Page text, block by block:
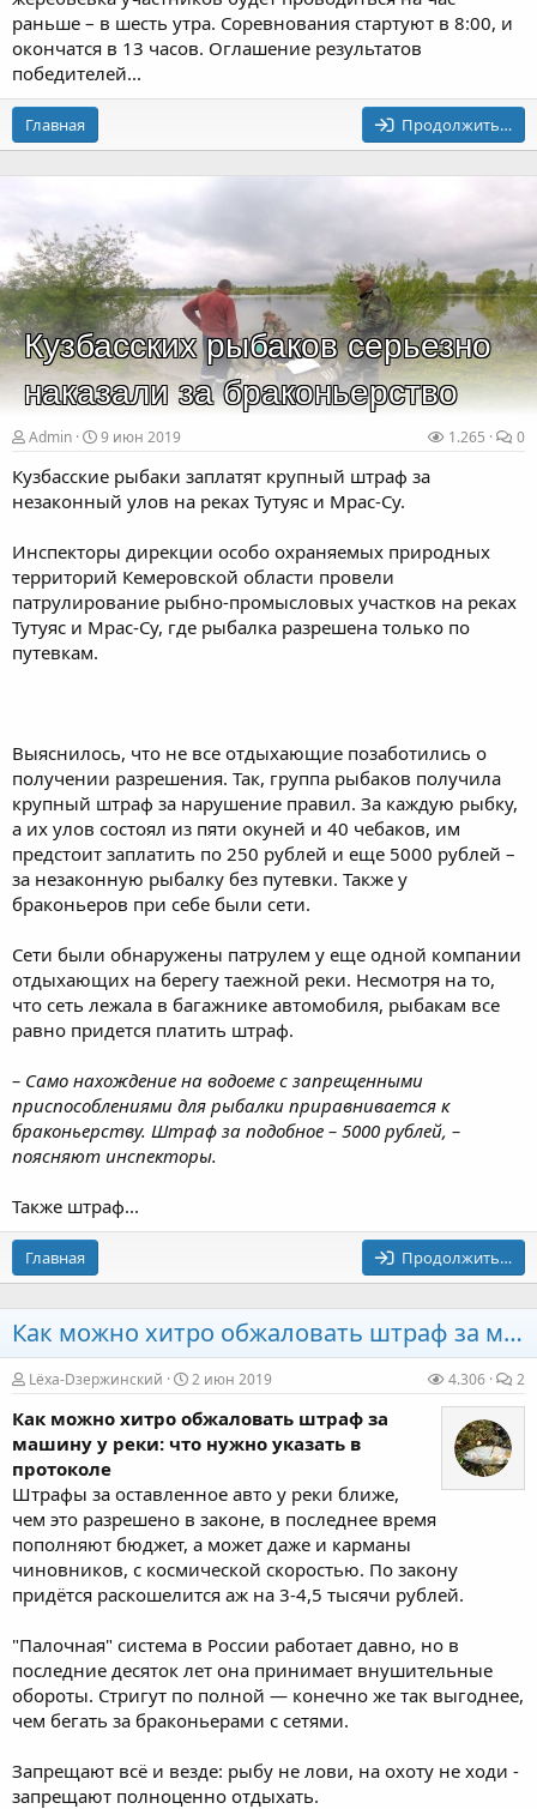
раньше – в шесть утра. Соревнования стартуют в 8:00, и
окончатся в 13 часов. Оглашение результатов
победителей...
Главная Продолжить…
Кузбасских рыбаков серьезно
наказали за браконьерство
Admin 9 июн 2019 1.265 0
Кузбасские рыбаки заплатят крупный штраф за
незаконный улов на реках Тутуяс и Мрас-Су.
Инспекторы дирекции особо охраняемых природных
территорий Кемеровской области провели
патрулирование рыбно-промысловых участков на реках
Тутуяс и Мрас-Су, где рыбалка разрешена только по
путевкам.
Выяснилось, что не все отдыхающие позаботились о
получении разрешения. Так, группа рыбаков получила
крупный штраф за нарушение правил. За каждую рыбку,
а их улов состоял из пяти окуней и 40 чебаков, им
предстоит заплатить по 250 рублей и еще 5000 рублей –
за незаконную рыбалку без путевки. Также у
браконьеров при себе были сети.
Сети были обнаружены патрулем у еще одной компании
отдыхающих на берегу таежной реки. Несмотря на то,
что сеть лежала в багажнике автомобиля, рыбакам все
равно придется платить штраф.
– Само нахождение на водоеме с запрещенными
приспособлениями для рыбалки приравнивается к
браконьерству. Штраф за подобное – 5000 рублей, –
поясняют инспекторы.
Также штраф...
Главная Продолжить…
Как можно хитро обжаловать штраф за машину у реки: что нужно указать в протоколе
Lёха-Dзержинский 2 июн 2019 4.306 2
Как можно хитро обжаловать штраф за
машину у реки: что нужно указать в
протоколе
Штрафы за оставленное авто у реки ближе,
чем это разрешено в законе, в последнее время
пополняют бюджет, а может даже и карманы
чиновников, с космической скоростью. По закону
придётся раскошелится аж на 3-4,5 тысячи рублей.
"Палочная" система в России работает давно, но в
последние десяток лет она принимает внушительные
обороты. Стригут по полной — конечно же так выгоднее,
чем бегать за браконьерами с сетями.
Запрещают всё и везде: рыбу не лови, на охоту не ходи -
запрещают полноценно отдыхать.